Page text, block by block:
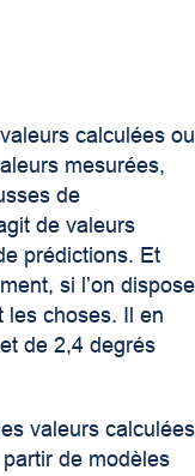
calculées ou
mesurées,
de
de valeurs
prédictions. Et
si l’on dispose
les choses. Il en
de 2,4 degrés
valeurs calculées
de modèles